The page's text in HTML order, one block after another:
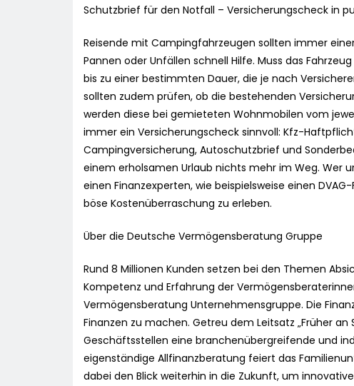
Schutzbrief für den Notfall – Versicherungscheck in
Reisende mit Campingfahrzeugen sollten immer
Pannen oder Unfällen schnell Hilfe. Muss das
bis zu einer bestimmten Dauer, die je nach
sollten zudem prüfen, ob die bestehenden
werden diese bei gemieteten Wohnmobilen vom
immer ein Versicherungscheck sinnvoll: Kfz-
Campingversicherung, Autoschutzbrief und
einem erholsamen Urlaub nichts mehr im Weg. Wer
einen Finanzexperten, wie beispielsweise einen
böse Kostenüberraschung zu erleben.
Über die Deutsche Vermögensberatung Gruppe
Rund 8 Millionen Kunden setzen bei den Themen
Kompetenz und Erfahrung der
Vermögensberatung Unternehmensgruppe. Die
Finanzen zu machen. Getreu dem Leitsatz „Früher
Geschäftsstellen eine branchenübergreifende und
eigenständige Allfinanzberatung feiert das
dabei den Blick weiterhin in die Zukunft, um